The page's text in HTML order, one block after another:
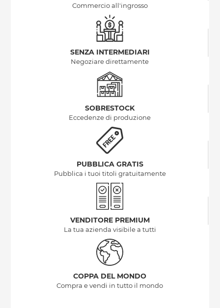
Commercio all'ingrosso
SENZA INTERMEDIARI
Negoziare direttamente
SOBRESTOCK
Eccedenze di produzione
PUBBLICA GRATIS
Pubblica i tuoi titoli gratuitamente
VENDITORE PREMIUM
La tua azienda visibile a tutti
COPPA DEL MONDO
Compra e vendi in tutto il mondo